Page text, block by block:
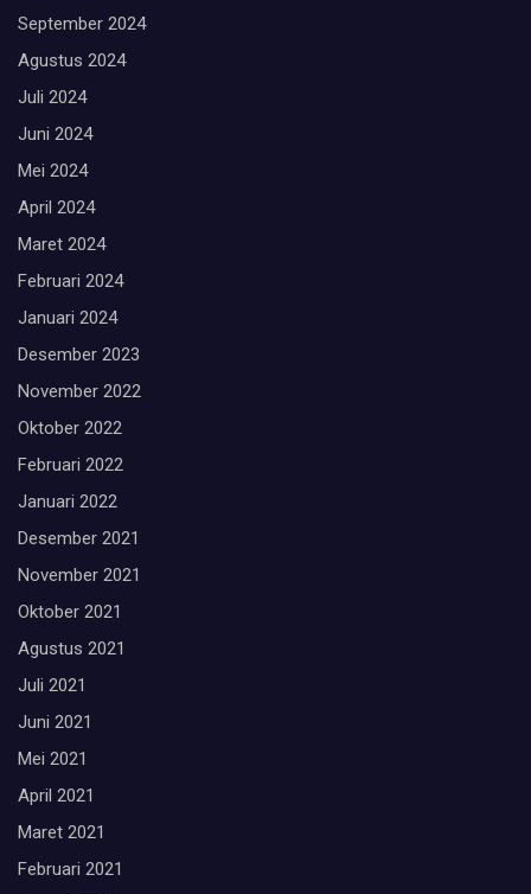
September 2024
Agustus 2024
Juli 2024
Juni 2024
Mei 2024
April 2024
Maret 2024
Februari 2024
Januari 2024
Desember 2023
November 2022
Oktober 2022
Februari 2022
Januari 2022
Desember 2021
November 2021
Oktober 2021
Agustus 2021
Juli 2021
Juni 2021
Mei 2021
April 2021
Maret 2021
Februari 2021